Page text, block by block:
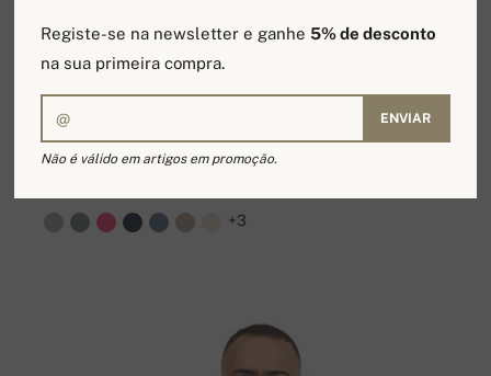
+3
Registe-se na newsletter e ganhe5% de desconto
na sua primeira compra.
ENVIAR
Não é válido em artigos em promoção.